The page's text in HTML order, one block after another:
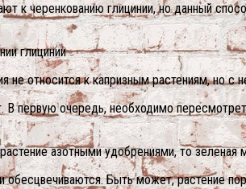
к черенкованию глицинии, но данный
глицинии
не относится к капризным растениям, но
В первую очередь, необходимо
азотными удобрениями, то
обесцвечиваются. Быть может, растение